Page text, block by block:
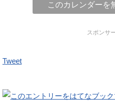
このカレンダーを
スポンサ
Tweet